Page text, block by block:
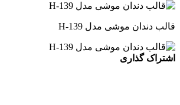
قالب دندان موشی مدل H-139
اشتراک گذاری